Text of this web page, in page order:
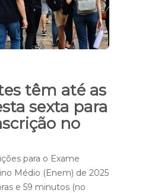
têm até as
sexta para
no
para o Exame
Médio (Enem) de 2025
e 59 minutos (no